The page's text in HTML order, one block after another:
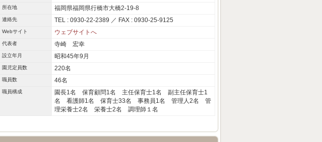
所在地 福岡県福岡県行橋市大橋2-19-8
連絡先 TEL : 0930-22-2389 ／ FAX : 0930-25-9125
Webサイト ウェブサイトへ
代表者 寺崎 宏幸
設立年月 昭和45年9月
園児定員数 220名
職員数 46名
職員構成
園長1名 保育顧問1名 主任保育士1名 副主任保育士1
名 看護師1名 保育士33名 事務員1名 管理人2名 管
理栄養士2名 栄養士2名 調理師１名